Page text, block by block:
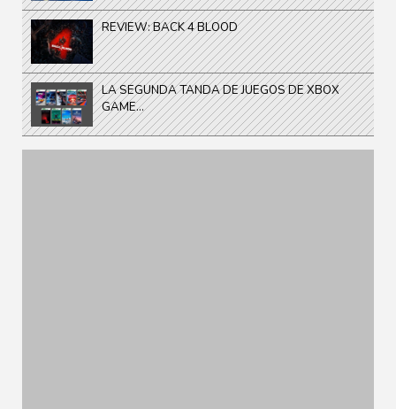
REVIEW: BACK 4 BLOOD
LA SEGUNDA TANDA DE JUEGOS DE XBOX
GAME...